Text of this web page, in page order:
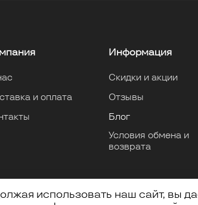
и оплата
Информация
Скидки и акции
Отзывы
Блог
Условия обмена и
возврата
использовать наш сайт, вы